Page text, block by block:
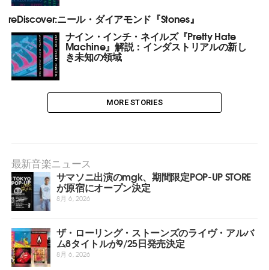
reDiscover:ニール・ダイアモンド『Stones』
ナイン・インチ・ネイルズ『Pretty Hate
Machine』解説：インダストリアルの新し
き未知の領域
MORE STORIES
最新音楽ニュース
サマソニ出演のmgk、期間限定POP-UP STORE
が原宿にオープン決定
8月 6, 2026
ザ・ローリング・ストーンズのライヴ・アルバ
ム8タイトルが9/25日発売決定
8月 6, 2026